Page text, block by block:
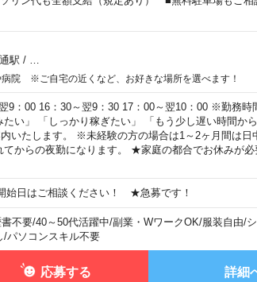
駅 /
病院 ※ご自宅の近くなど、お好きな場所を選べます！
9：00 16：30～翌9：30 17：00～翌10：00 ※勤務時
い」 「しっかり稼ぎたい」 「もう少し遅い時間か
いたします。 ※未経験の方の場合は1～2ヶ月間は日
からの夜勤になります。 ★家庭の都合でお休みが必
始日はご相談ください！ ★急募です！
不要/40～50代活躍中/副業・WワークOK/服装自由/
/パソコンスキル不要
応募する 詳細